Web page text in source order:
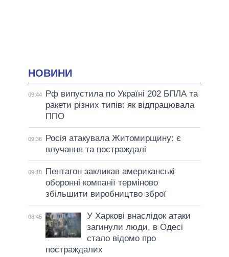
НОВИНИ
09:44
Рф випустила по Україні 202 БПЛА та
ракети різних типів: як відпрацювала
ППО
09:36
Росія атакувала Житомирщину: є
влучання та постраждалі
09:18
Пентагон закликав американські
оборонні компанії терміново
збільшити виробництво зброї
08:45
У Харкові внаслідок атаки
загинули люди, в Одесі
стало відомо про
постраждалих